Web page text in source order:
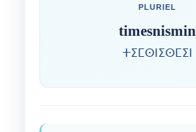
PLURIEL
timesnismin
ⵜⵉⵎⵙⵏⵉⵙⵎⵉⵏ